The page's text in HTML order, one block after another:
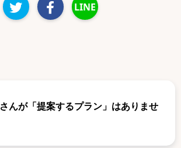
LINE
さんが「提案するプラン」はありませ